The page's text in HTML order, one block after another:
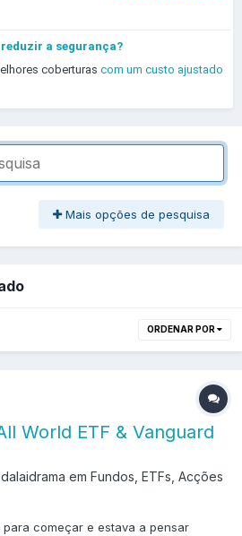
a segurança?
coberturas com um custo ajustado
Mais opções de pesquisa
ORDENAR POR
World ETF & Vanguard
em Fundos, ETFs, Acções
para começar e estava a pensar